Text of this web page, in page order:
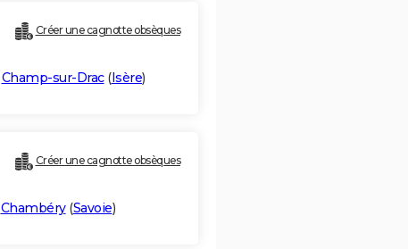
Créer une cagnotte obsèques
Champ-sur-Drac(Isère)
Créer une cagnotte obsèques
Chambéry(Savoie)